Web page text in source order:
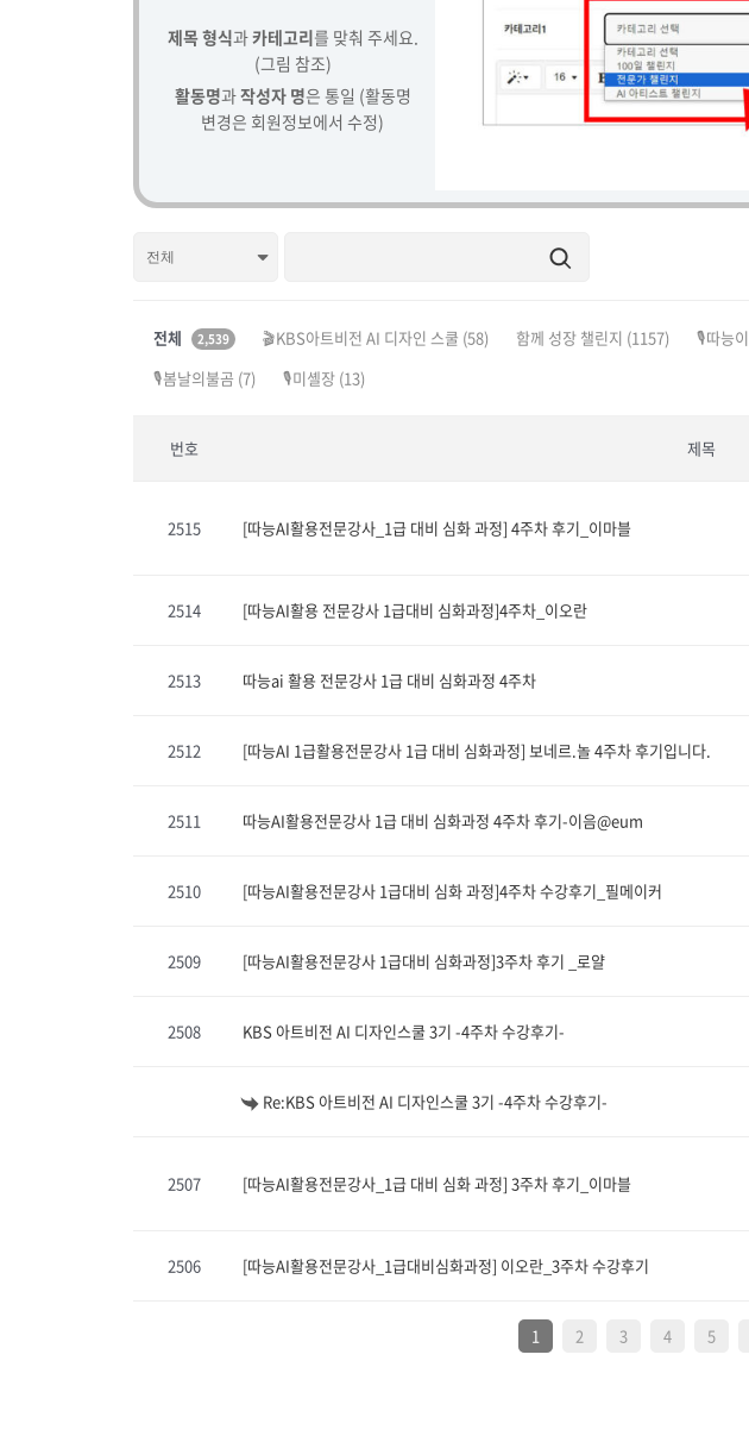
제목 형식과카테고리를 맞춰 주세요.
(그림 참조)
활동명과작성자 명은 통일 (활동명
변경은 회원정보에서 수정)
전체 2,539 🎬KBS아트비전 AI 디자인 스쿨 (58) 함께 성장 챌린지 (1157) 🎙️따능이
🎙️봄날의불곰 (7) 🎙️미셸장 (13)
번호 제목
2515 [따능AI활용전문강사_1급 대비 심화 과정] 4주차 후기_이마블
2514 [따능AI활용 전문강사 1급대비 심화과정]4주차_이오란
2513 따능ai 활용 전문강사 1급 대비 심화과정 4주차
2512 [따능AI 1급활용전문강사 1급 대비 심화과정] 보네르.놀 4주차 후기입니다.
2511 따능AI활용전문강사 1급 대비 심화과정 4주차 후기-이음@eum
2510 [따능AI활용전문강사 1급대비 심화 과정]4주차 수강후기_필메이커
2509 [따능AI활용전문강사 1급대비 심화과정]3주차 후기 _로얄
2508 KBS 아트비전 AI 디자인스쿨 3기 -4주차 수강후기-
Re:KBS 아트비전 AI 디자인스쿨 3기 -4주차 수강후기-
2507 [따능AI활용전문강사_1급 대비 심화 과정] 3주차 후기_이마블
2506 [따능AI활용전문강사_1급대비심화과정] 이오란_3주차 수강후기
1 2 3 4 5